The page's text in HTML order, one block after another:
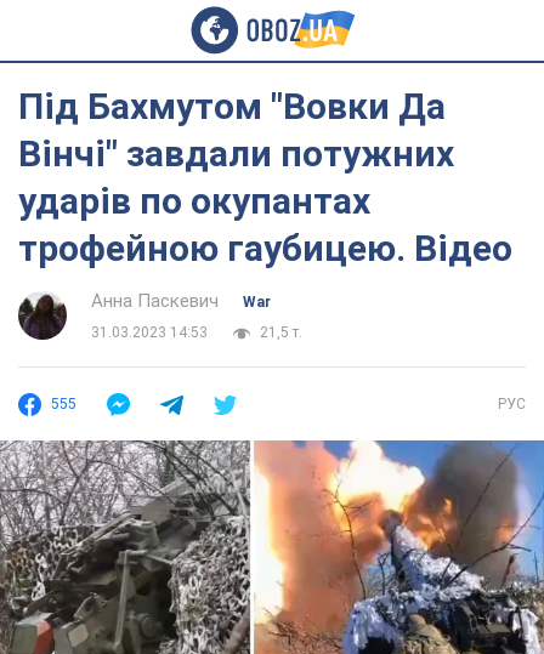
Під Бахмутом "Вовки Да
Вінчі" завдали потужних
ударів по окупантах
трофейною гаубицею. Відео
Анна Паскевич
War
31.03.2023 14:53
21,5 т.
555 РУС